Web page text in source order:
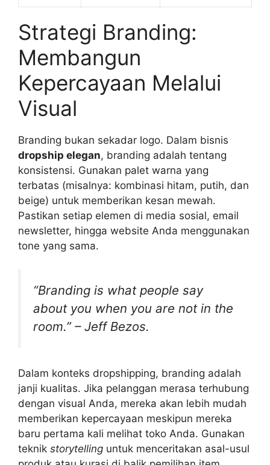
Strategi Branding:
Membangun
Kepercayaan Melalui
Visual
Branding bukan sekadar logo. Dalam bisnis
dropship elegan, branding adalah tentang
konsistensi. Gunakan palet warna yang
terbatas (misalnya: kombinasi hitam, putih, dan
beige) untuk memberikan kesan mewah.
Pastikan setiap elemen di media sosial, email
newsletter, hingga website Anda menggunakan
tone yang sama.
“Branding is what people say
about you when you are not in the
room.” – Jeff Bezos.
Dalam konteks dropshipping, branding adalah
janji kualitas. Jika pelanggan merasa terhubung
dengan visual Anda, mereka akan lebih mudah
memberikan kepercayaan meskipun mereka
baru pertama kali melihat toko Anda. Gunakan
teknik storytelling untuk menceritakan asal-usul